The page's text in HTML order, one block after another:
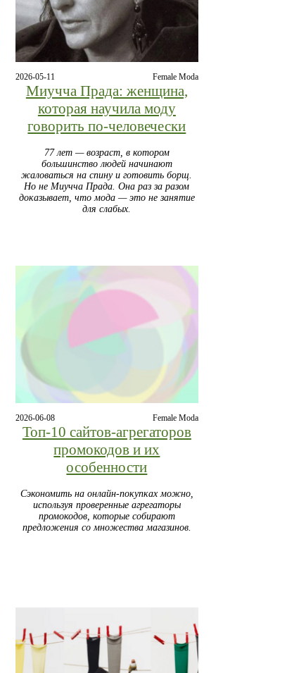
2026-05-11 Female Moda
Миучча Прада: женщина,
которая научила моду
говорить по-человечески
77 лет — возраст, в котором
большинство людей начинают
жаловаться на спину и готовить борщ.
Но не Миучча Прада. Она раз за разом
доказывает, что мода — это не занятие
для слабых.
2026-06-08 Female Moda
Топ‑10 сайтов‑агрегаторов
промокодов и их
особенности
Сэкономить на онлайн‑покупках можно,
используя проверенные агрегаторы
промокодов, которые собирают
предложения со множества магазинов.